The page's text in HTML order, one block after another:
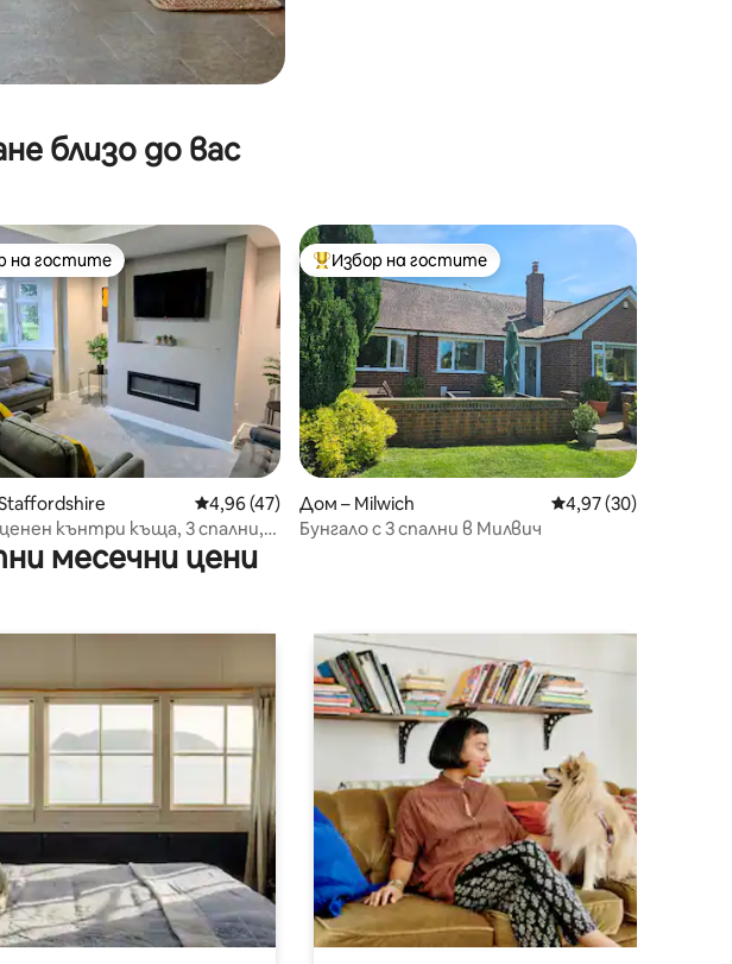
близо до вас
от 5, 597 отзива
на гостите
на гостите
Средна оценка: 4,96 от 5, 47 отзива
4,96 (47)
кънтри къща, 3 спални,
близо до JCB Alton Towers
Най-популярен избор на гостите
Избор на гостите
Дом – Milwich Средна оценка:
4,97 (30)
Бунгало с 3 спални в Милвич
месечни цени